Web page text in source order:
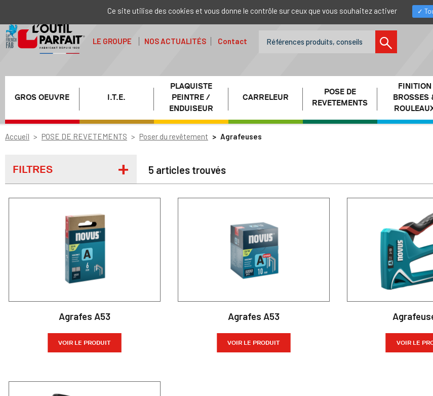
LE GROUPE NOS ACTUALITÉS Contact
GROS OEUVRE I.T.E.
PLAQUISTE
PEINTRE /
ENDUISEUR
CARRELEUR
POSE DE
REVETEMENTS
FINITION
BROSSES
Accueil POSE DE REVETEMENTS Poser du revêtement Agrafeuses
FILTRES 5 articles trouvés
Agrafes A53
VOIR LE PRODUIT
Agrafes A53
VOIR LE PRODUIT VOIR LE
Ce site utilise des cookies et vous donne le contrôle sur ceux que vous souhaitez activer